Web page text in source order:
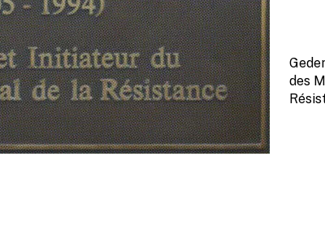
des